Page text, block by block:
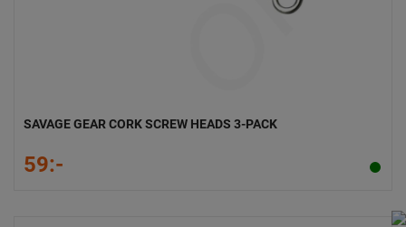
SAVAGE GEAR CORK SCREW HEADS 3-PACK
59:-